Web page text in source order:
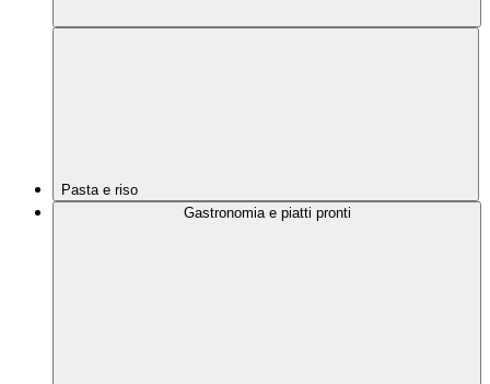
Pasta e riso
Gastronomia e piatti pronti